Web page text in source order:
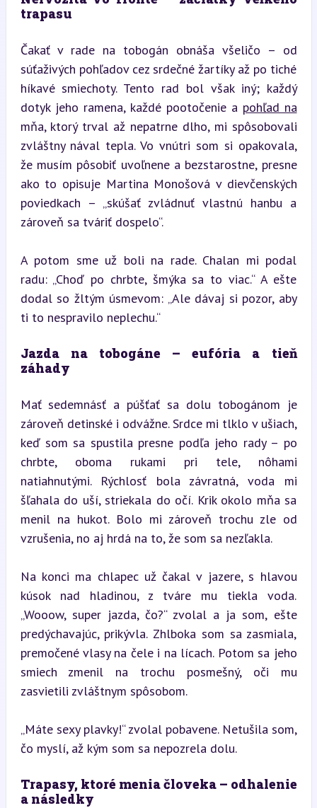
trapasu
Čakať v rade na tobogán obnáša všeličo – od
súťaživých pohľadov cez srdečné žartíky až po tiché
híkavé smiechoty. Tento rad bol však iný; každý
dotyk jeho ramena, každé pootočenie a pohľad na
mňa, ktorý trval až nepatrne dlho, mi spôsobovali
zvláštny nával tepla. Vo vnútri som si opakovala,
že musím pôsobiť uvoľnene a bezstarostne, presne
ako to opisuje Martina Monošová v dievčenských
poviedkach – „skúšať zvládnuť vlastnú hanbu a
zároveň sa tváriť dospelo“.
A potom sme už boli na rade. Chalan mi podal
radu: „Choď po chrbte, šmýka sa to viac.“ A ešte
dodal so žltým úsmevom: „Ale dávaj si pozor, aby
ti to nespravilo neplechu.“
Jazda na tobogáne – eufória a tieň
záhady
Mať sedemnásť a púšťať sa dolu tobogánom je
zároveň detinské i odvážne. Srdce mi tlklo v ušiach,
keď som sa spustila presne podľa jeho rady – po
chrbte, oboma rukami pri tele, nôhami
natiahnutými. Rýchlosť bola závratná, voda mi
šľahala do uší, striekala do očí. Krik okolo mňa sa
menil na hukot. Bolo mi zároveň trochu zle od
vzrušenia, no aj hrdá na to, že som sa nezľakla.
Na konci ma chlapec už čakal v jazere, s hlavou
kúsok nad hladinou, z tváre mu tiekla voda.
„Wooow, super jazda, čo?“ zvolal a ja som, ešte
predýchavajúc, prikývla. Zhlboka som sa zasmiala,
premočené vlasy na čele i na lícach. Potom sa jeho
smiech zmenil na trochu posmešný, oči mu
zasvietili zvláštnym spôsobom.
„Máte sexy plavky!“ zvolal pobavene. Netušila som,
čo myslí, až kým som sa nepozrela dolu.
Trapasy, ktoré menia človeka – odhalenie
a následky